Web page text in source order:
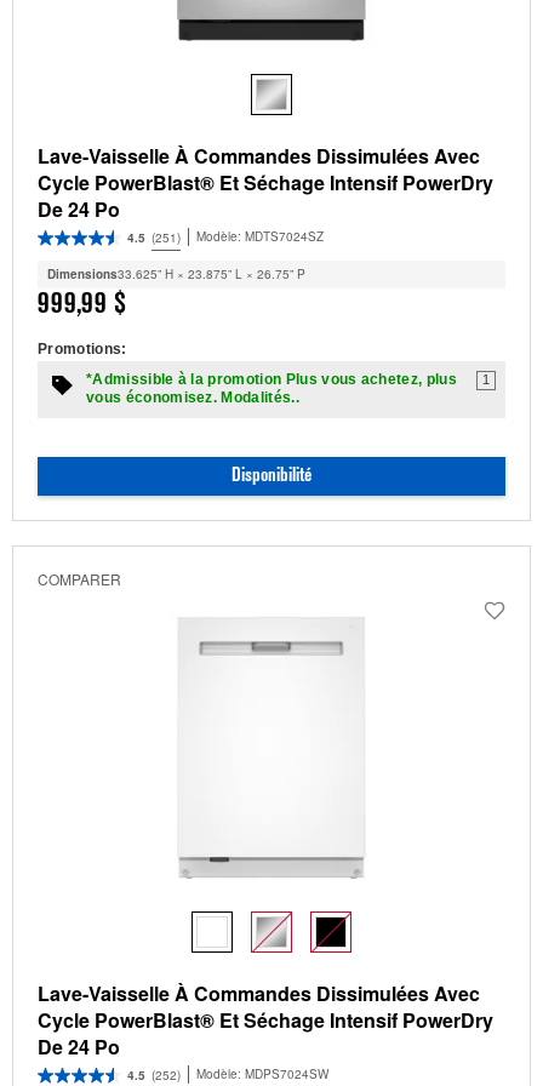
Lave-Vaisselle À Commandes Dissimulées Avec
Cycle PowerBlast® Et Séchage Intensif PowerDry
De 24 Po
4.5 (251) Modèle: MDTS7024SZ
Dimensions33.625” H × 23.875” L × 26.75” P
999,99 $
Promotions:
*Admissible à la promotion Plus vous achetez, plus
vous économisez. Modalités..
1
Disponibilité
COMPARER
Lave-Vaisselle À Commandes Dissimulées Avec
Cycle PowerBlast® Et Séchage Intensif PowerDry
De 24 Po
4.5 (252) Modèle: MDPS7024SW